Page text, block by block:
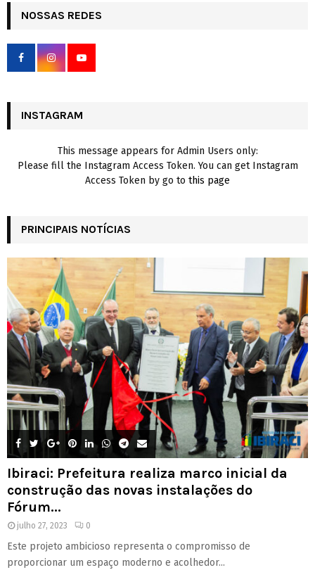
h
f
r
NOSSAS REDES
INSTAGRAM
This message appears for Admin Users only:
Please fill the Instagram Access Token. You can get Instagram
Access Token by go to this page
PRINCIPAIS NOTÍCIAS
Ibiraci: Prefeitura realiza marco inicial da
construção das novas instalações do
Fórum...
julho 27, 2023 0
Este projeto ambicioso representa o compromisso de
proporcionar um espaço moderno e acolhedor...